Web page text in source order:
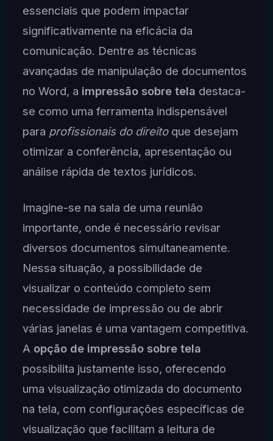
essenciais que podem impactar
significativamente na eficácia da
comunicação. Dentre as técnicas
avançadas de manipulação de documentos
no Word, a impressão sobre tela destaca-
se como uma ferramenta indispensável
para profissionais do direitoque desejam
otimizar a conferência, apresentação ou
análise rápida de textos jurídicos.
Imagine-se na sala de uma reunião
importante, onde é necessário revisar
diversos documentos simultaneamente.
Nessa situação, a possibilidade de
visualizar o conteúdo completo sem
necessidade de impressão ou de abrir
várias janelas é uma vantagem competitiva.
A opção de impressão sobre tela
possibilita justamente isso, oferecendo
uma visualização otimizada do documento
na tela, com configurações específicas de
visualização que facilitam a leitura de